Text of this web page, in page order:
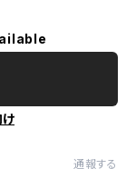
通報する